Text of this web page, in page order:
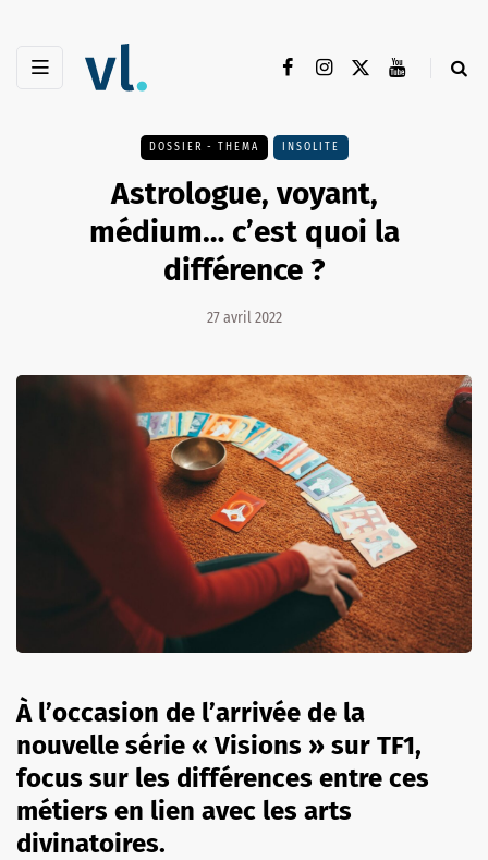
DOSSIER - THEMA INSOLITE
Astrologue, voyant,
médium… c’est quoi la
différence ?
27 avril 2022
À l’occasion de l’arrivée de la
nouvelle série « Visions » sur TF1,
focus sur les différences entre ces
métiers en lien avec les arts
divinatoires.